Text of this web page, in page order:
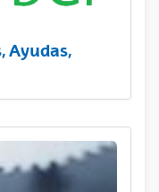
Ayudas,